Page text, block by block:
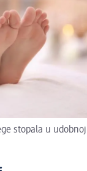
stopala u